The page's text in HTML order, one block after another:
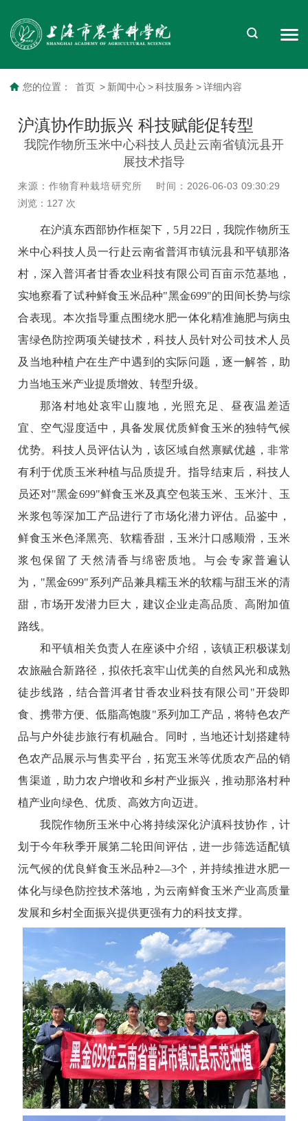
您的位置： 首页 > 新闻中心 > 科技服务 > 详细内容
沪滇协作助振兴 科技赋能促转型
我院作物所玉米中心科技人员赴云南省镇沅县开
展技术指导
来源：作物育种栽培研究所
时间：2026-06-03 09:30:29
浏览： 127 次
在沪滇东西部协作框架下，5月22日，我院作物所玉
米中心科技人员一行赴云南省普洱市镇沅县和平镇那洛
村，深入普洱者甘香农业科技有限公司百亩示范基地，
实地察看了试种鲜食玉米品种"黑金699"的田间长势与综
合表现。本次指导重点围绕水肥一体化精准施肥与病虫
害绿色防控两项关键技术，科技人员针对公司技术人员
及当地种植户在生产中遇到的实际问题，逐一解答，助
力当地玉米产业提质增效、转型升级。
那洛村地处哀牢山腹地，光照充足、昼夜温差适
宜、空气湿度适中，具备发展优质鲜食玉米的独特气候
优势。科技人员评估认为，该区域自然禀赋优越，非常
有利于优质玉米种植与品质提升。 指导结束后，科技人
员还对"黑金699"鲜食玉米及真空包装玉米、玉米汁、玉
米浆包等深加工产品进行了市场化潜力评估。品鉴中，
鲜食玉米色泽黑亮、软糯香甜，玉米汁口感顺滑，玉米
浆包保留了天然清香与绵密质地。与会专家普遍认
为，"黑金699"系列产品兼具糯玉米的软糯与甜玉米的清
甜，市场开发潜力巨大，建议企业走高品质、高附加值
路线。
和平镇相关负责人在座谈中介绍，该镇正积极谋划
农旅融合新路径，拟依托哀牢山优美的自然风光和成熟
徒步线路，结合普洱者甘香农业科技有限公司"开袋即
食、携带方便、低脂高饱腹"系列加工产品，将特色农产
品与户外徒步旅行有机融合。同时，当地还计划搭建特
色农产品展示与售卖平台，拓宽玉米等优质农产品的销
售渠道，助力农户增收和乡村产业振兴，推动那洛村种
植产业向绿色、优质、高效方向迈进。
我院作物所玉米中心将持续深化沪滇科技协作，计
划于今年秋季开展第二轮田间评估，进一步筛选适配镇
沅气候的优良鲜食玉米品种2—3个，并持续推进水肥一
体化与绿色防控技术落地，为云南鲜食玉米产业高质量
发展和乡村全面振兴提供更强有力的科技支撑。